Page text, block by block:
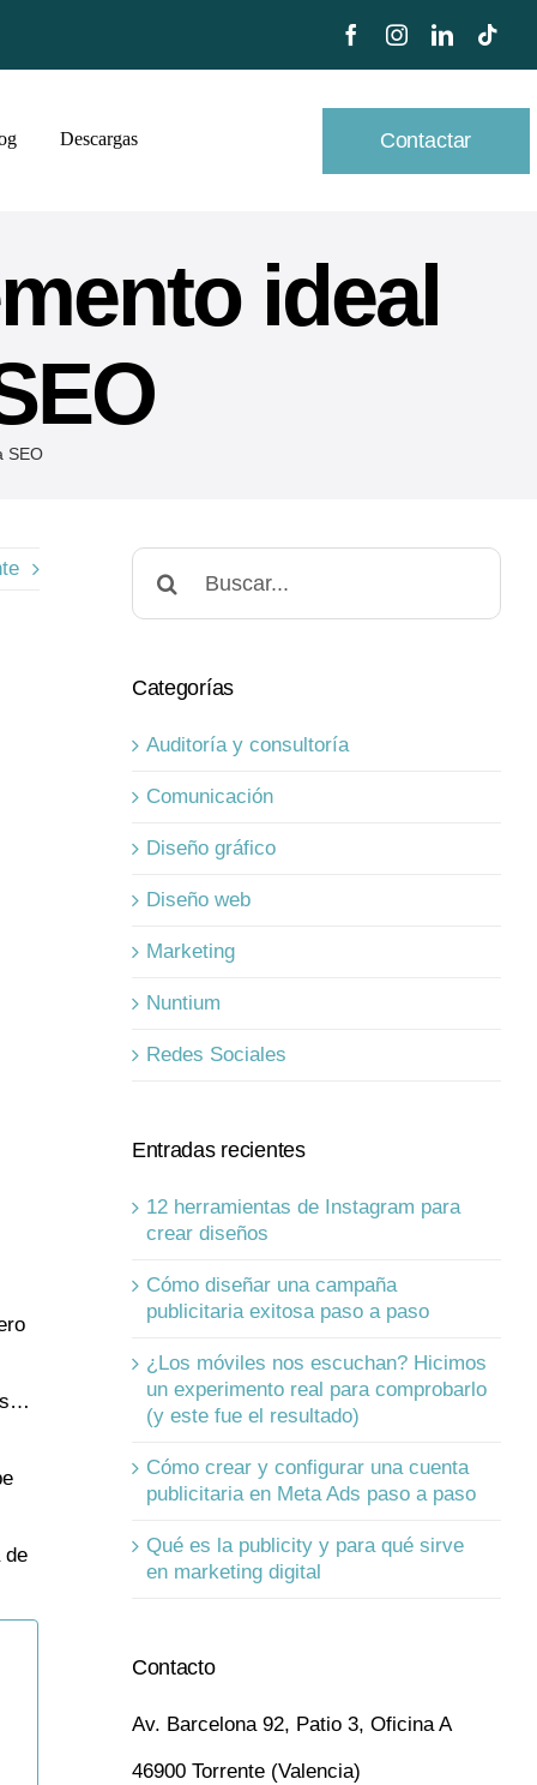
Descargas Contactar
ideal
SEO
de
Buscar:
Categorías
Auditoría y consultoría
Comunicación
Diseño gráfico
Diseño web
Marketing
Nuntium
Redes Sociales
Entradas recientes
12 herramientas de Instagram para
crear diseños
Cómo diseñar una campaña
publicitaria exitosa paso a paso
¿Los móviles nos escuchan? Hicimos
un experimento real para comprobarlo
(y este fue el resultado)
Cómo crear y configurar una cuenta
publicitaria en Meta Ads paso a paso
Qué es la publicity y para qué sirve
en marketing digital
Contacto
Av. Barcelona 92, Patio 3, Oficina A
46900 Torrente (Valencia)